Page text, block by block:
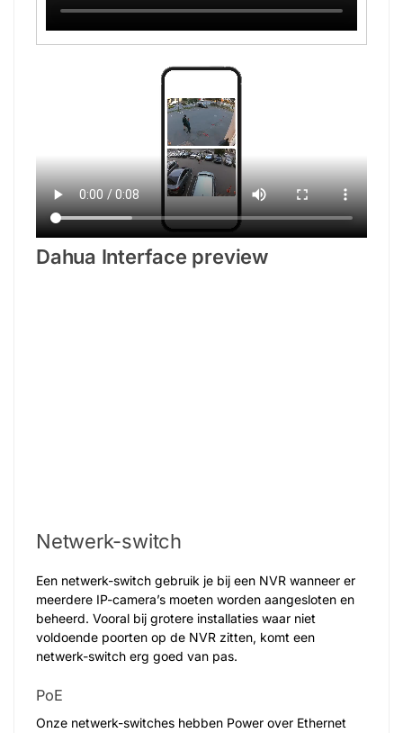
Dahua Interface preview
Netwerk-switch
Een netwerk-switch gebruik je bij een NVR wanneer er
meerdere IP-camera’s moeten worden aangesloten en
beheerd. Vooral bij grotere installaties waar niet
voldoende poorten op de NVR zitten, komt een
netwerk-switch erg goed van pas.
PoE
Onze netwerk-switches hebben Power over Ethernet